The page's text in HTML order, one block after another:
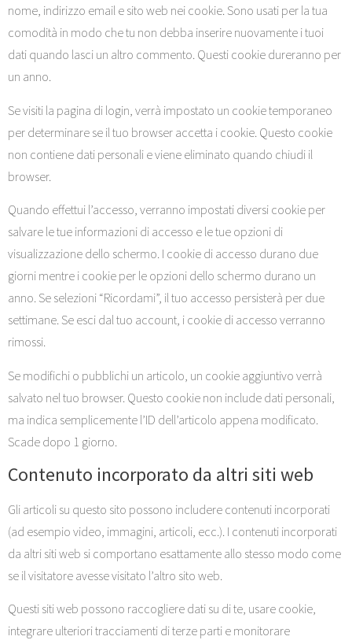
nome, indirizzo email e sito web nei cookie. Sono usati per la tua
comodità in modo che tu non debba inserire nuovamente i tuoi
dati quando lasci un altro commento. Questi cookie dureranno per
un anno.
Se visiti la pagina di login, verrà impostato un cookie temporaneo
per determinare se il tuo browser accetta i cookie. Questo cookie
non contiene dati personali e viene eliminato quando chiudi il
browser.
Quando effettui l’accesso, verranno impostati diversi cookie per
salvare le tue informazioni di accesso e le tue opzioni di
visualizzazione dello schermo. I cookie di accesso durano due
giorni mentre i cookie per le opzioni dello schermo durano un
anno. Se selezioni “Ricordami”, il tuo accesso persisterà per due
settimane. Se esci dal tuo account, i cookie di accesso verranno
rimossi.
Se modifichi o pubblichi un articolo, un cookie aggiuntivo verrà
salvato nel tuo browser. Questo cookie non include dati personali,
ma indica semplicemente l’ID dell’articolo appena modificato.
Scade dopo 1 giorno.
Contenuto incorporato da altri siti web
Gli articoli su questo sito possono includere contenuti incorporati
(ad esempio video, immagini, articoli, ecc.). I contenuti incorporati
da altri siti web si comportano esattamente allo stesso modo come
se il visitatore avesse visitato l’altro sito web.
Questi siti web possono raccogliere dati su di te, usare cookie,
integrare ulteriori tracciamenti di terze parti e monitorare